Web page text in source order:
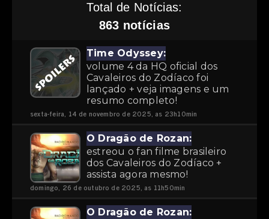
Total de Notícias:
863 notícias
Time Odyssey:
volume 4 da HQ oficial dos
Cavaleiros do Zodíaco foi
lançado + veja imagens e um
resumo completo!
sexta-feira, 14 de novembro de 2025, as 23h10min
O Dragão de Rozan:
estreou o fan filme brasileiro
dos Cavaleiros do Zodíaco +
assista agora mesmo!
domingo, 26 de outubro de 2025, as 11h50min
O Dragão de Rozan: